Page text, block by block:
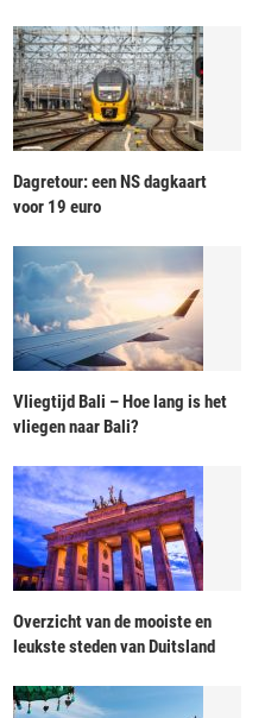
Dagretour: een NS dagkaart
voor 19 euro
Vliegtijd Bali – Hoe lang is het
vliegen naar Bali?
Overzicht van de mooiste en
leukste steden van Duitsland